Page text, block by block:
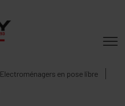
Electroménagers en pose libre